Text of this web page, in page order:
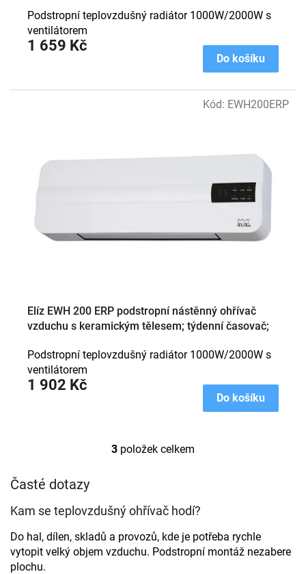
1 659 Kč
Do košíku
Podstropní teplovzdušný radiátor 1000W/2000W s
ventilátorem
Elíz EWH 200 ERP podstropní nástěnný ohřívač
vzduchu s keramickým tělesem; týdenní časovač;
1 902 Kč
Do košíku
Podstropní teplovzdušný radiátor 1000W/2000W s
ventilátorem
Kód: EWH200ERP
O
d
a
c
í
p
3 položek celkem
Časté dotazy
Kam se teplovzdušný ohřívač hodí?
Do hal, dílen, skladů a provozů, kde je potřeba rychle
vytopit velký objem vzduchu. Podstropní montáž nezabere
plochu.